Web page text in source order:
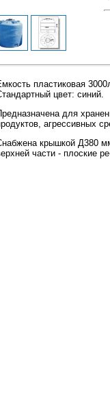
пластиковая
цвет: синий.
для
агрессивных
крышкой Д380
части - плоские